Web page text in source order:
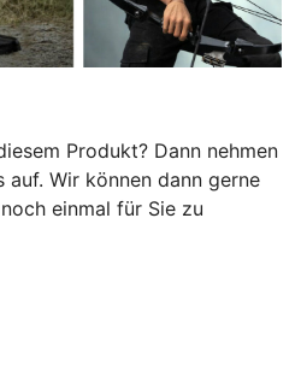
Produkt? Dann nehmen
auf. Wir können dann gerne
einmal für Sie zu